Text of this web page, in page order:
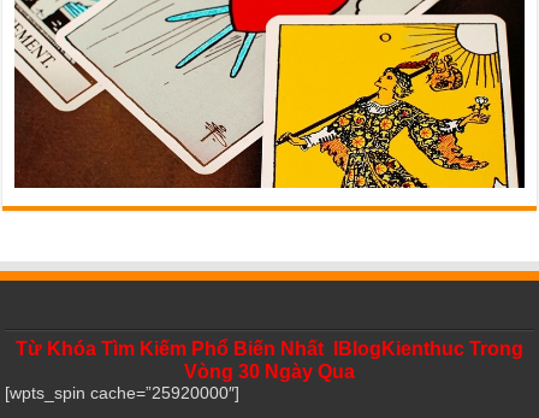
Từ Khóa Tìm Kiếm Phổ Biến Nhất IBlogKienthuc Trong
Vòng 30 Ngày Qua
[wpts_spin cache=”25920000″]